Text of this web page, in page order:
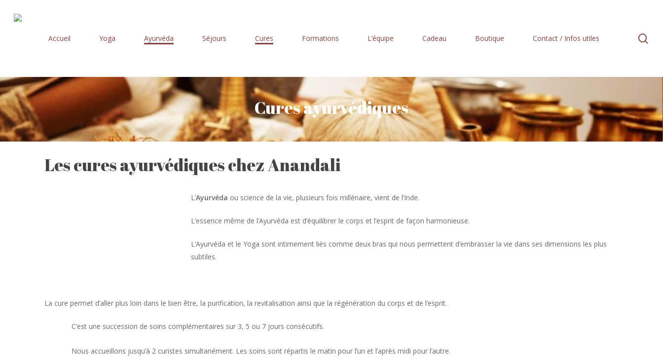
Accueil Yoga Ayurvéda Séjours Cures Formations L’équipe Cadeau Boutique Contact / Infos utiles
Cures ayurvédiques
Les cures ayurvédiques chez Anandali
L’Ayurvéda ou science de la vie, plusieurs fois millénaire, vient de l’Inde.
L’essence même de l’Ayurvéda est d’équilibrer le corps et l’esprit de façon harmonieuse.
L’Ayurvéda et le Yoga sont intimement liés comme deux bras qui nous permettent d’embrasser la vie dans ses dimensions les plus
subtiles.
La cure permet d’aller plus loin dans le bien être, la purification, la revitalisation ainsi que la régénération du corps et de l’esprit.
C’est une succession de soins complémentaires sur 3, 5 ou 7 jours consécutifs.
Nous accueillons jusqu’à 2 curistes simultanément. Les soins sont répartis le matin pour l’un et l’après midi pour l’autre.